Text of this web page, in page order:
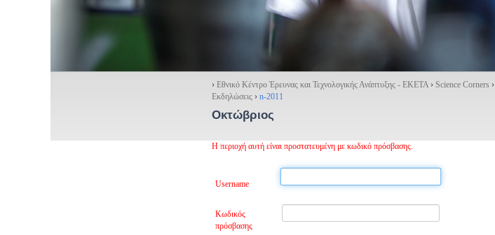
› Εθνικό Κέντρο Έρευνας και Τεχνολογικής Ανάπτυξης - ΕΚΕΤΑ› Science Corners ›
Εκδηλώσεις › n-2011
Οκτώβριος
Η περιοχή αυτή είναι προστατευμένη με κωδικό πρόσβασης.
Username
Κωδικός
πρόσβασης